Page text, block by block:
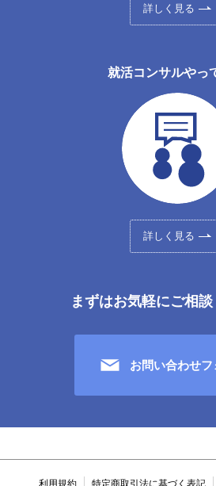
詳しく見る
就活コンサルやっ
詳しく見る
まずはお気軽にご相談
お問い合わせフ